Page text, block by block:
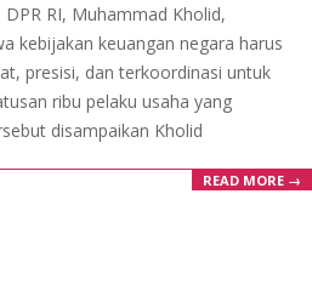
RI, Muhammad Kholid,
kebijakan keuangan negara harus
presisi, dan terkoordinasi untuk
ribu pelaku usaha yang
disampaikan Kholid
READ MORE →